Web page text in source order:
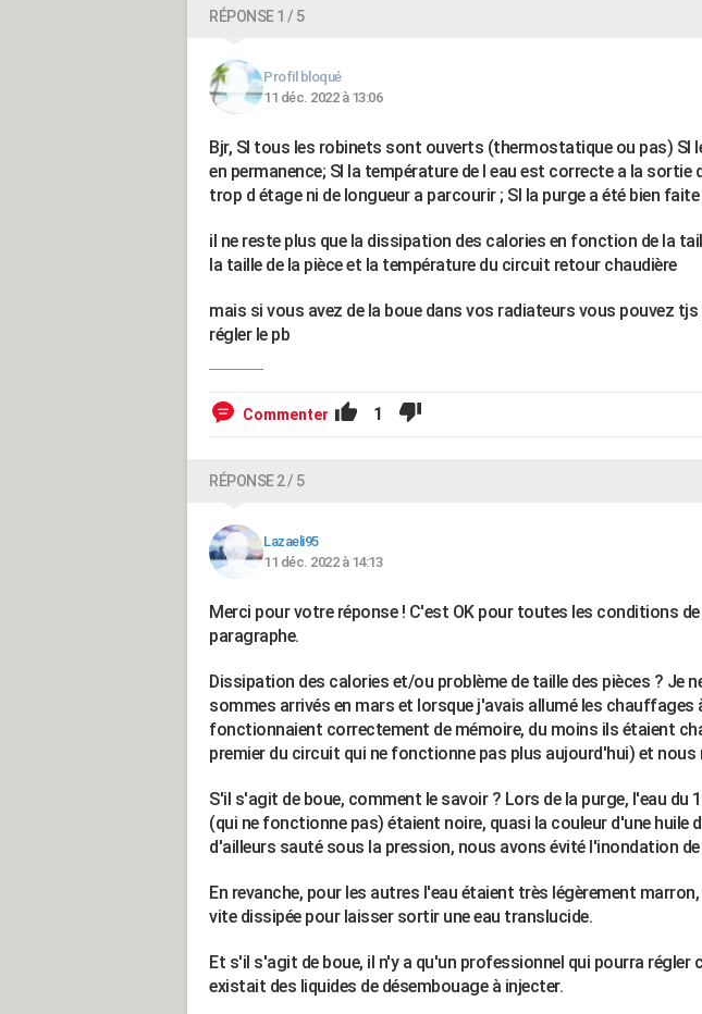
RÉPONSE 1 / 5
Profil bloqué
11 déc. 2022 à 13:06
Bjr, SI tous les robinets sont ouverts (thermostatique ou pas) SI
en permanence; SI la température de l eau est correcte a la sortie
trop d étage ni de longueur a parcourir ; SI la purge a été bien faite
il ne reste plus que la dissipation des calories en fonction de la
la taille de la pièce et la température du circuit retour chaudière
mais si vous avez de la boue dans vos radiateurs vous pouvez tjs
régler le pb
Commenter 1
RÉPONSE 2 / 5
Lazaeli95
11 déc. 2022 à 14:13
Merci pour votre réponse ! C'est OK pour toutes les conditions
paragraphe.
Dissipation des calories et/ou problème de taille des pièces ? Je
sommes arrivés en mars et lorsque j'avais allumé les chauffages
fonctionnaient correctement de mémoire, du moins ils étaient
premier du circuit qui ne fonctionne pas plus aujourd'hui) et
S'il s'agit de boue, comment le savoir ? Lors de la purge, l'eau du
(qui ne fonctionne pas) étaient noire, quasi la couleur d'une huile
d'ailleurs sauté sous la pression, nous avons évité l'inondation de
En revanche, pour les autres l'eau étaient très légèrement
vite dissipée pour laisser sortir une eau translucide.
Et s'il s'agit de boue, il n'y a qu'un professionnel qui pourra régler
existait des liquides de désembouage à injecter.